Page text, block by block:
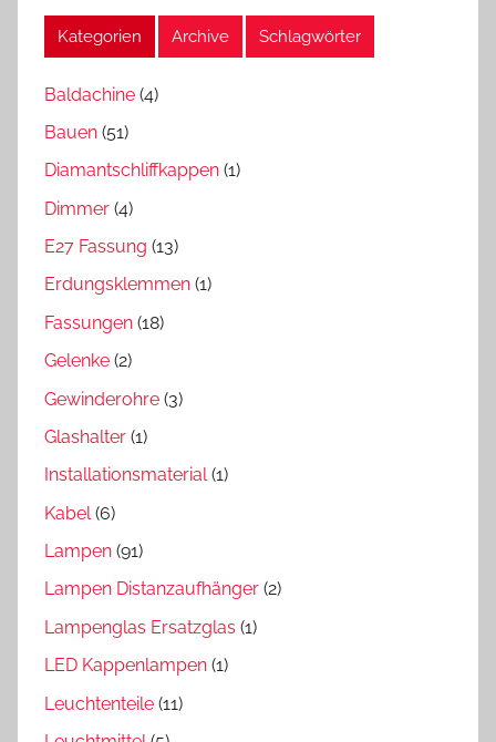
Kategorien Archive Schlagwörter
Baldachine (4)
Bauen (51)
Diamantschliffkappen (1)
Dimmer (4)
E27 Fassung (13)
Erdungsklemmen (1)
Fassungen (18)
Gelenke (2)
Gewinderohre (3)
Glashalter (1)
Installationsmaterial(1)
Kabel (6)
Lampen (91)
Lampen Distanzaufhänger (2)
Lampenglas Ersatzglas (1)
LED Kappenlampen (1)
Leuchtenteile (11)